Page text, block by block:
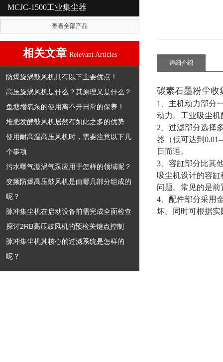
MCJC-1500工业集尘器
查看全部产品
相关文章 Relevant Articles
防爆旋涡鼓风机具有以下主要优点！
高压旋涡风机是什么？其原理又是什么？
鱼塘增氧泵的使用离不开日常的保养！
堆肥发酵鼓风机居然有如此之多的优势
使用耐高温高压风机时，需要注意以下几
个事项
污水曝气漩涡气泵应用于怎样的领域呢？
变频防爆高压鼓风机是由哪几部分组成的
呢？
脉冲集尘机在启动设备前需完成全面检查
探讨2RB高压鼓风机的预检关键点控制
脉冲集尘机其核心的过滤系统是怎样的
呢？
详细介绍
碳素石墨粉尘收
1、主机动力部分
动力。工业吸尘机
2、过滤部分选择
器（低可达到
日而语。
3、容缸部分比其
吸尘机设计的容
问题。常见的是
4、配件部分采用
坏。同时可根据